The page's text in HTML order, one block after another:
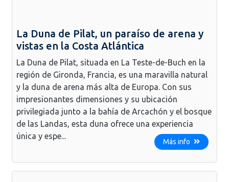
La Duna de Pilat, un paraíso de arena y
vistas en la Costa Atlántica
La Duna de Pilat, situada en La Teste-de-Buch en la
región de Gironda, Francia, es una maravilla natural
y la duna de arena más alta de Europa. Con sus
impresionantes dimensiones y su ubicación
privilegiada junto a la bahía de Arcachón y el bosque
de las Landas, esta duna ofrece una experiencia
única y espe...
Más info